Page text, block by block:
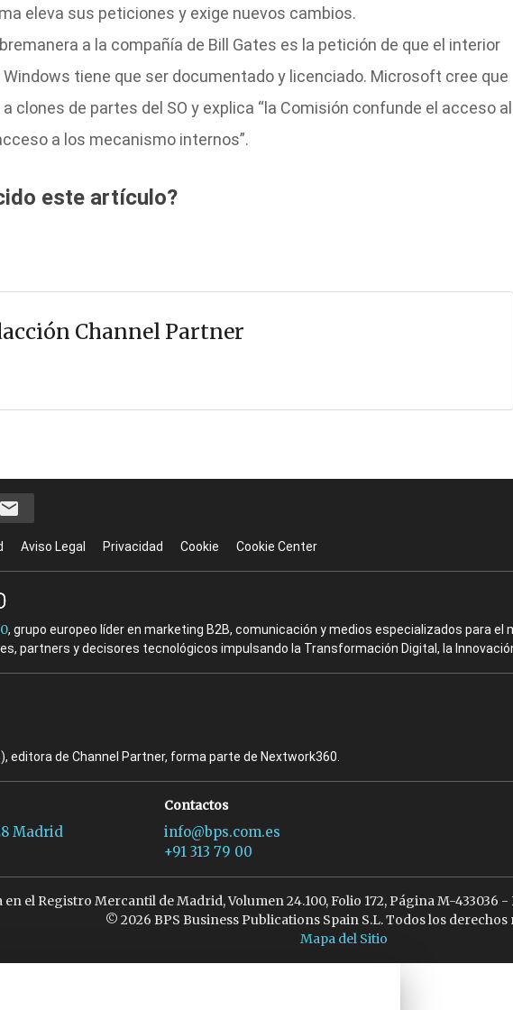
eleva sus peticiones y exige nuevos cambios.
a la compañía de Bill Gates es la petición de que el interior
tiene que ser documentado y licenciado. Microsoft cree que
clones de partes del SO y explica “la Comisión confunde el acceso al
a los mecanismo internos”.
este artículo?
Channel Partner
Aviso Legal Privacidad Cookie Cookie Center
, grupo europeo líder en marketing B2B, comunicación y medios especializados para
partners y decisores tecnológicos impulsando la Transformación Digital, la
editora de Channel Partner, forma parte de Nextwork360.
Madrid
Contactos
info@bps.com.es
+91 313 79 00
en el Registro Mercantil de Madrid, Volumen 24.100, Folio 172, Página M-
© 2026 BPS Business Publications Spain S.L. Todos los derechos
Mapa del Sitio